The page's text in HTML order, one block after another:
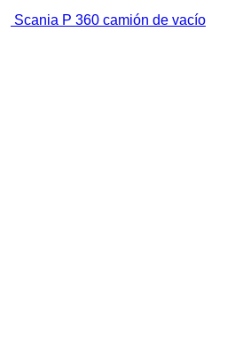
Scania P 360 camión de vacío